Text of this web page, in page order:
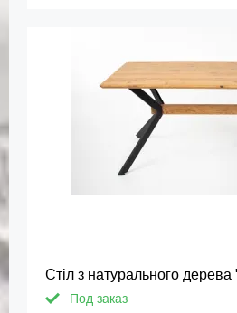
Стіл з натурального
Под заказ